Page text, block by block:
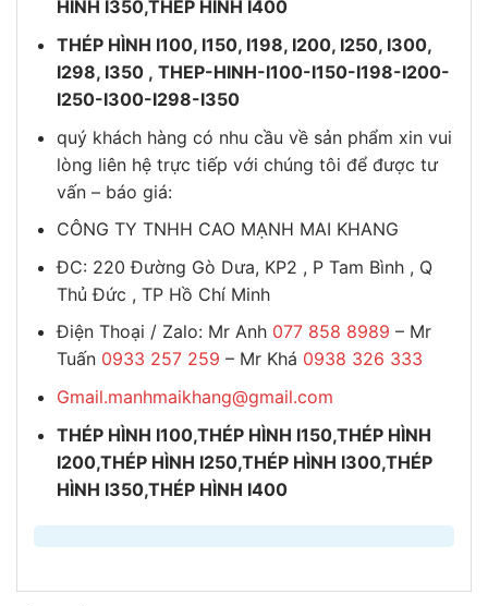
HÌNH I350,THÉP HÌNH I400
THÉP HÌNH I100, I150, I198, I200, I250, I300,
I298, I350 , THEP-HINH-I100-I150-I198-I200-
I250-I300-I298-I350
quý khách hàng có nhu cầu về sản phẩm xin vui
lòng liên hệ trực tiếp với chúng tôi để được tư
vấn – báo giá:
CÔNG TY TNHH CAO MẠNH MAI KHANG
ĐC: 220 Đường Gò Dưa, KP2 , P Tam Bình , Q
Thủ Đức , TP Hồ Chí Minh
Điện Thoại / Zalo: Mr Anh 077 858 8989 – Mr
Tuấn 0933 257 259 – Mr Khá 0938 326 333
Gmail.manhmaikhang@gmail.com
THÉP HÌNH I100,THÉP HÌNH I150,THÉP HÌNH
I200,THÉP HÌNH I250,THÉP HÌNH I300,THÉP
HÌNH I350,THÉP HÌNH I400